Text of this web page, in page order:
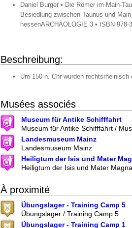
Daniel Burger • Die Römer im Main-
Besiedlung zwischen Taunus und
hessenARCHÄOLOGIE 3 • ISBN
Beschreibung:
Um 150 n. Chr wurden rechtsrheinisch
Musées associés
Museum für Antike Schifffahrt
Museum für Antike Schifffahrt /
Landesmuseum Mainz
Landesmuseum Mainz
Heiligtum der Isis und Mater
Heiligtum der Isis und Mater Magna
À proximité
Übungslager - Training Camp 5
Übungslager / Training Camp 5
Übungslager - Training Camp 1